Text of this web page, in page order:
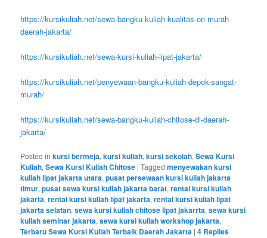
https://kursikuliah.net/sewa-bangku-kuliah-kualitas-ori-murah-
daerah-jakarta/
https://kursikuliah.net/sewa-kursi-kuliah-lipat-jakarta/
https://kursikuliah.net/penyewaan-bangku-kuliah-depok-sangat-
murah/
https://kursikuliah.net/sewa-bangku-kuliah-chitose-di-daerah-
jakarta/
Posted in kursi bermeja,kursi kuliah,kursi sekolah,Sewa Kursi
Kuliah,Sewa Kursi Kuliah Chitose |Tagged menyewakan kursi
kuliah lipat jakarta utara,pusat persewaan kursi kuliah jakarta
timur,pusat sewa kursi kuliah jakarta barat,rental kursi kuliah
jakarta,rental kursi kuliah lipat jakarta,rental kursi kuliah lipat
jakarta selatan,sewa kursi kuliah chitose lipat jakarrta,sewa kursi
kuliah seminar jakarta,sewa kursi kuliah workshop jakarta,
Terbaru Sewa Kursi Kuliah Terbaik Daerah Jakarta |4 Replies